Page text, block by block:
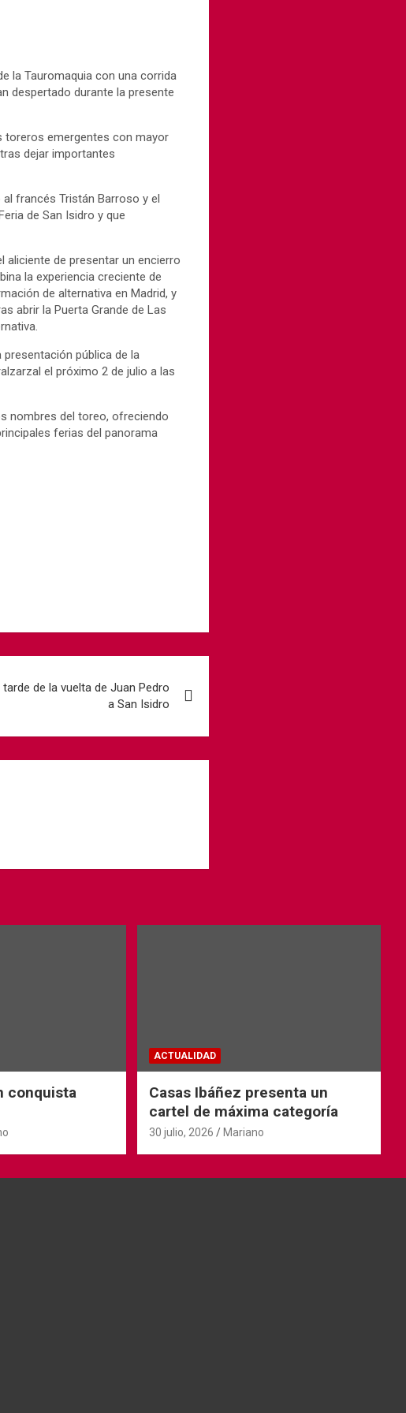
la Tauromaquia con una corrida
despertado durante la presente
toreros emergentes con mayor
dejar importantes
francés Tristán Barroso y el
de San Isidro y que
aliciente de presentar un encierro
la experiencia creciente de
de alternativa en Madrid, y
abrir la Puerta Grande de Las
pública de la
el próximo 2 de julio a las
nombres del toreo, ofreciendo
ferias del panorama
tarde de la vuelta de Juan Pedro
a San Isidro
conquista
ACTUALIDAD
Casas Ibáñez presenta un
cartel de máxima categoría
30 julio, 2026 Mariano